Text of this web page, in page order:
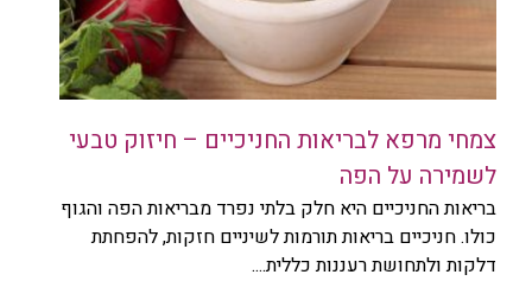
צמחי מרפא לבריאות החניכיים – חיזוק טבעי
לשמירה על הפה
בריאות החניכיים היא חלק בלתי נפרד מבריאות הפה והגוף
כולו. חניכיים בריאות תורמות לשיניים חזקות, להפחתת
דלקות ולתחושת רעננות כללית....